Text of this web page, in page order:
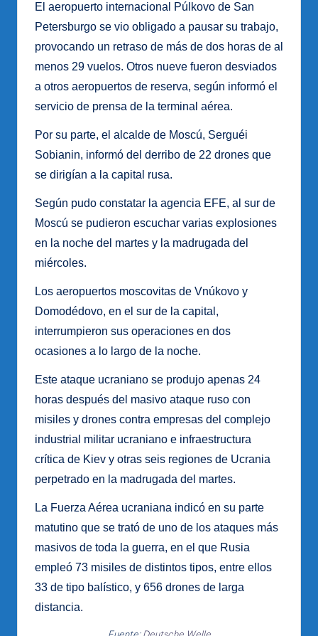
El aeropuerto internacional Púlkovo de San
Petersburgo se vio obligado a pausar su trabajo,
provocando un retraso de más de dos horas de al
menos 29 vuelos. Otros nueve fueron desviados
a otros aeropuertos de reserva, según informó el
servicio de prensa de la terminal aérea.
Por su parte, el alcalde de Moscú, Serguéi
Sobianin, informó del derribo de 22 drones que
se dirigían a la capital rusa.
Según pudo constatar la agencia EFE, al sur de
Moscú se pudieron escuchar varias explosiones
en la noche del martes y la madrugada del
miércoles.
Los aeropuertos moscovitas de Vnúkovo y
Domodédovo, en el sur de la capital,
interrumpieron sus operaciones en dos
ocasiones a lo largo de la noche.
Este ataque ucraniano se produjo apenas 24
horas después del masivo ataque ruso con
misiles y drones contra empresas del complejo
industrial militar ucraniano e infraestructura
crítica de Kiev y otras seis regiones de Ucrania
perpetrado en la madrugada del martes.
La Fuerza Aérea ucraniana indicó en su parte
matutino que se trató de uno de los ataques más
masivos de toda la guerra, en el que Rusia
empleó 73 misiles de distintos tipos, entre ellos
33 de tipo balístico, y 656 drones de larga
distancia.